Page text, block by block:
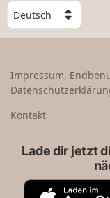
W
ä
h
e
n
Impressum,
Kontakt
Lade dir jetzt